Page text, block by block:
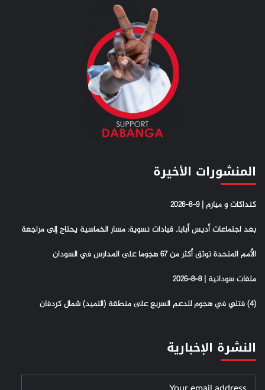
المنشورات الأخيرة
كنداكات و ميارم | 9-8-2026
بعد اجتماعات أديس أبابا.. قيادات نسوية: مسار الخماسية يحتاج إلى مراجعة
الأمم المتحدة توثق أكثر من 67 هجوما على المدارس في السودان
ملفات سودانية | 8-8-2026
(4) فتلي في هجوم للدعم السريع على منطقة (التميد) شمال كردفان
النشرة الإخبارية